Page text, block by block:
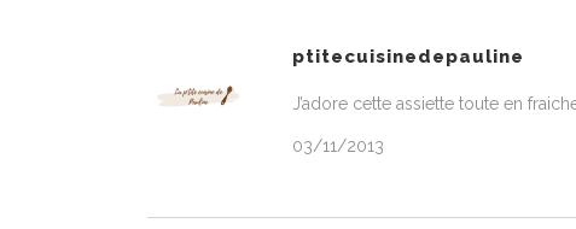
ptitecuisinedepauline
J’adore cette assiette toute en
03/11/2013